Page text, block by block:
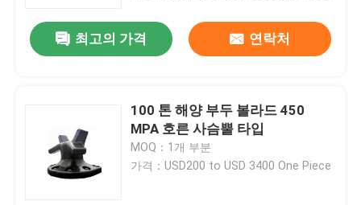
최고의 가격 연락처
100 톤 해양 부두 볼라드 450
MPA 호른 사슴뿔 타입
MOQ：1개 부분
가격：USD200 to USD 3400 One Piece